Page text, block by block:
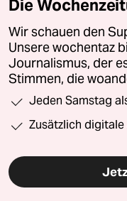
Die
Wir schauen den
Unsere wochentaz
Journalismus, der
Stimmen, die
Jeden Samstag
Zusätzlich